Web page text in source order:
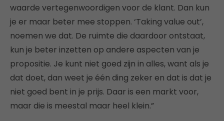
waarde vertegenwoordigen voor de klant. Dan kun
je er maar beter mee stoppen. ‘Taking value out’,
noemen we dat. De ruimte die daardoor ontstaat,
kun je beter inzetten op andere aspecten van je
propositie. Je kunt niet goed zijn in alles, want als je
dat doet, dan weet je één ding zeker en dat is dat je
niet goed bent in je prijs. Daar is een markt voor,
maar die is meestal maar heel klein.”